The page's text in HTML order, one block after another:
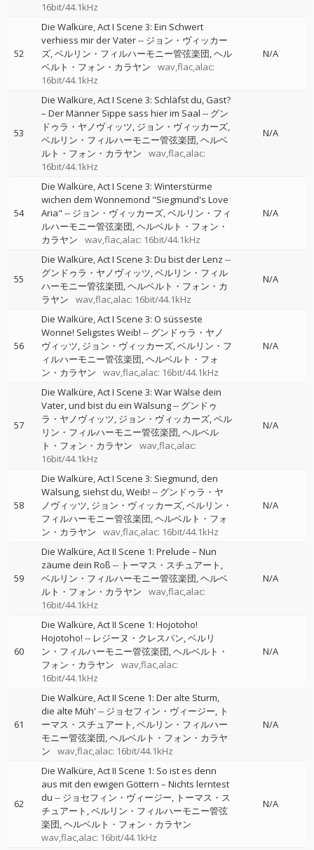
16bit/44.1kHz
52
Die Walküre, Act I Scene 3: Ein Schwert
verhiess mir der Vater-- ジョン・ヴィッカー
ズ ベルリン・フィルハーモニー管弦楽団 ヘル
ベルト・フォン・カラヤン
wav,flac,alac:
16bit/44.1kHz
N/A
53
Die Walküre, Act I Scene 3: Schläfst du, Gast?
– Der Männer Sippe sass hier im Saal -- グン
ドゥラ・ヤノヴィッツ ジョン・ヴィッカーズ
ベルリン・フィルハーモニー管弦楽団 ヘルベ
ルト・フォン・カラヤン
wav,flac,alac:
16bit/44.1kHz
N/A
54
Die Walküre, Act I Scene 3: Winterstürme
wichen dem Wonnemond "Siegmund's Love
Aria" -- ジョン・ヴィッカーズ ベルリン・フィ
ルハーモニー管弦楽団 ヘルベルト・フォン・
カラヤン
wav,flac,alac: 16bit/44.1kHz
N/A
55
Die Walküre, Act I Scene 3: Du bist der Lenz --
グンドゥラ・ヤノヴィッツ ベルリン・フィル
ハーモニー管弦楽団 ヘルベルト・フォン・カ
ラヤン
wav,flac,alac: 16bit/44.1kHz
N/A
56
Die Walküre, Act I Scene 3: O süsseste
Wonne! Seligstes Weib! -- グンドゥラ・ヤノ
ヴィッツ ジョン・ヴィッカーズ ベルリン・フ
ィルハーモニー管弦楽団 ヘルベルト・フォ
ン・カラヤン
wav,flac,alac: 16bit/44.1kHz
N/A
57
Die Walküre, Act I Scene 3: War Wälse dein
Vater, und bist du ein Wälsung-- グンドゥ
ラ・ヤノヴィッツ ジョン・ヴィッカーズ ベル
リン・フィルハーモニー管弦楽団 ヘルベル
ト・フォン・カラヤン
wav,flac,alac:
16bit/44.1kHz
N/A
58
Die Walküre, Act I Scene 3: Siegmund, den
Wälsung, siehst du, Weib! -- グンドゥラ・ヤ
ノヴィッツ ジョン・ヴィッカーズ ベルリン・
フィルハーモニー管弦楽団 ヘルベルト・フォ
ン・カラヤン
wav,flac,alac: 16bit/44.1kHz
N/A
59
Die Walküre, Act II Scene 1: Prelude – Nun
zäume dein Roß -- トーマス・スチュアート
ベルリン・フィルハーモニー管弦楽団 ヘルベ
ルト・フォン・カラヤン
wav,flac,alac:
16bit/44.1kHz
N/A
60
Die Walküre, Act II Scene 1: Hojotoho!
Hojotoho! -- レジーヌ・クレスパン ベルリ
ン・フィルハーモニー管弦楽団 ヘルベルト・
フォン・カラヤン
wav,flac,alac:
16bit/44.1kHz
N/A
61
Die Walküre, Act II Scene 1: Der alte Sturm,
die alte Müh' -- ジョセフィン・ヴィージー
ト
ーマス・スチュアート ベルリン・フィルハー
モニー管弦楽団 ヘルベルト・フォン・カラヤ
ン
wav,flac,alac: 16bit/44.1kHz
N/A
62
Die Walküre, Act II Scene 1: So ist es denn
aus mit den ewigen Göttern – Nichts lerntest
du -- ジョセフィン・ヴィージー
トーマス・ス
チュアート ベルリン・フィルハーモニー管弦
楽団 ヘルベルト・フォン・カラヤン
wav,flac,alac: 16bit/44.1kHz
N/A